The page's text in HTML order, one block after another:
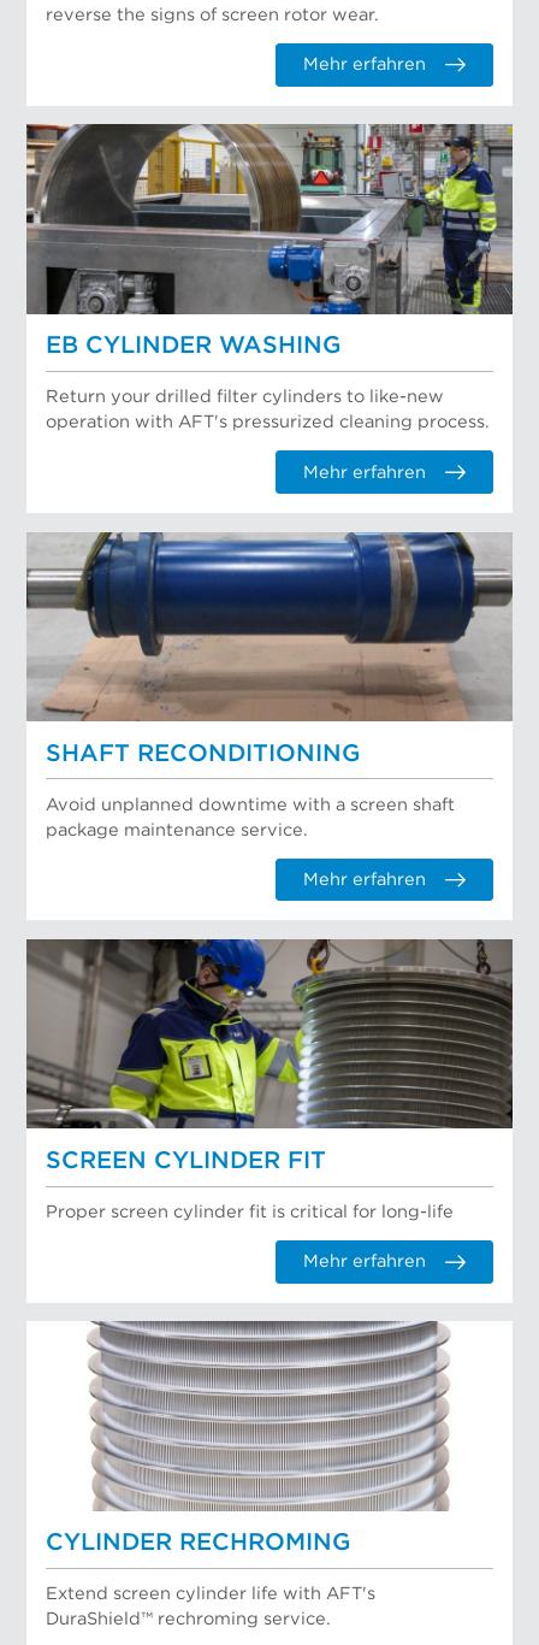
reverse the signs of screen rotor wear.
Mehr erfahren
EB CYLINDER WASHING
Return your drilled filter cylinders to like-new
operation with AFT's pressurized cleaning process.
Mehr erfahren
SHAFT RECONDITIONING
Avoid unplanned downtime with a screen shaft
package maintenance service.
Mehr erfahren
SCREEN CYLINDER FIT
Proper screen cylinder fit is critical for long-life
Mehr erfahren
CYLINDER RECHROMING
Extend screen cylinder life with AFT's
DuraShield™ rechroming service.